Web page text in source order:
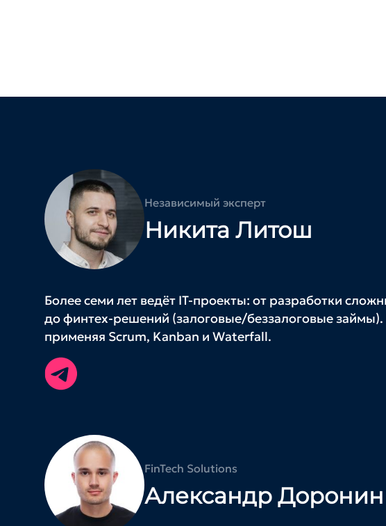
Независимый эксперт
Никита Литош
Более семи лет ведёт IT-проекты: от разработки
до финтех‑решений (залоговые/беззалоговые
применяя Scrum, Kanban и Waterfall.
FinTech Solutions
Александр Доронин